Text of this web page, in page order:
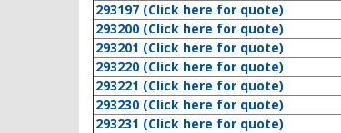
293197 (Click here for quote)
293200 (Click here for quote)
293201 (Click here for quote)
293220 (Click here for quote)
293221 (Click here for quote)
293230 (Click here for quote)
293231 (Click here for quote)